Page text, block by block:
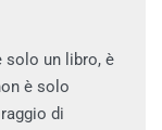
solo un libro, è
è solo
di